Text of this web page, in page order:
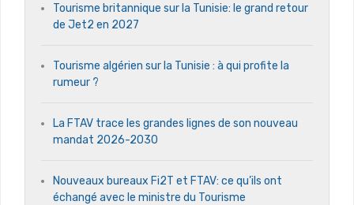
Tourisme britannique sur la Tunisie: le grand retour
de Jet2 en 2027
Tourisme algérien sur la Tunisie : à qui profite la
rumeur ?
La FTAV trace les grandes lignes de son nouveau
mandat 2026-2030
Nouveaux bureaux Fi2T et FTAV: ce qu’ils ont
échangé avec le ministre du Tourisme